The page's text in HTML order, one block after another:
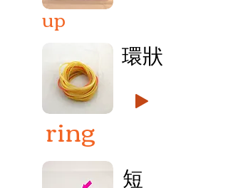
up
ring
環狀
短